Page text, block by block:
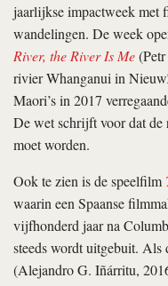
jaarlijkse impactweek met
wandelingen. De week
River, the River Is Me
rivier Whanganui in
Maori’s in 2017
De wet schrijft voor dat de
moet worden.
Ook te zien is de speelfilm
waarin een Spaanse
vijfhonderd jaar na
steeds wordt uitgebuit. Als
(Alejandro G. Iñárritu,